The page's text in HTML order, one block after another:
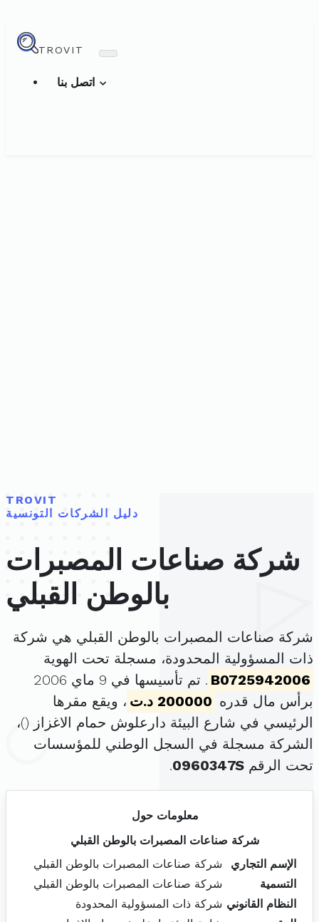
TROVIT
TROVIT
دليل الشركات التونسية
شركة صناعات المصبرات
بالوطن القبلي
شركة صناعات المصبرات بالوطن القبلي هي شركة
ذات المسؤولية المحدودة، مسجلة تحت الهوية
B0725942006
. تم تأسيسها في 9 ماي 2006
برأس مال قدره 200000 د.ت
، ويقع مقرها
الرئيسي في شارع البيئة دارعلوش حمام الاغزاز ()،
الشركة مسجلة في السجل الوطني للمؤسسات
تحت الرقم 0960347S
.
معلومات حول
شركة صناعات المصبرات بالوطن القبلي
الإسم التجاري
شركة صناعات المصبرات بالوطن القبلي
التسمية
شركة صناعات المصبرات بالوطن القبلي
النظام القانوني شركة ذات المسؤولية المحدودة